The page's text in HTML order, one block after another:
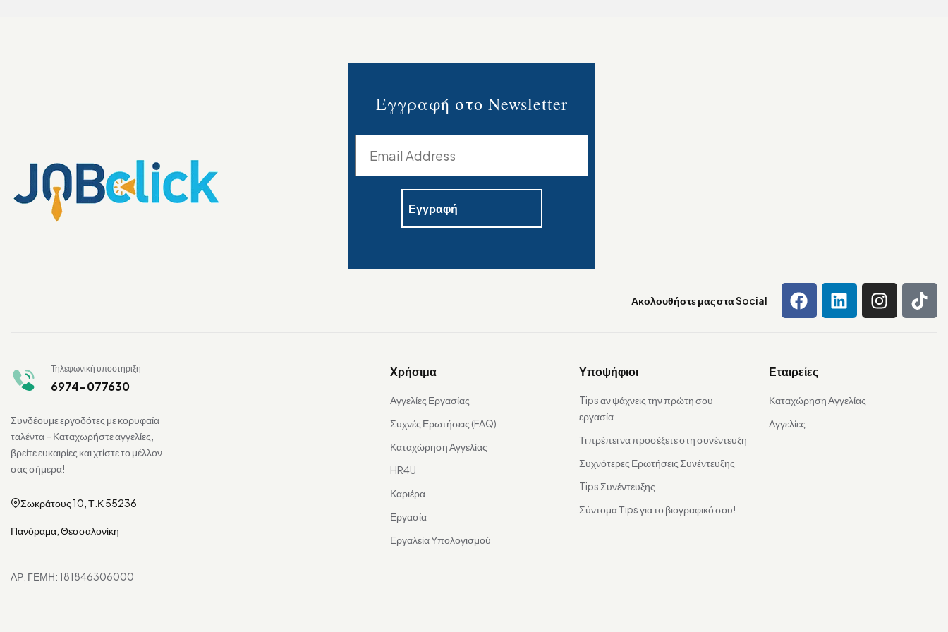
Εγγραφή στο Newsletter
Ακολουθήστε μας στα Social
Τηλεφωνική υποστήριξη
6974-077630
Συνδέουμε εργοδότες με κορυφαία
ταλέντα – Καταχωρήστε αγγελίες,
βρείτε ευκαιρίες και χτίστε το μέλλον
σας σήμερα!
Σωκράτους 10, Τ.Κ 55236
Πανόραμα, Θεσσαλονίκη
ΑΡ. ΓΕΜΗ: 181846306000
Χρήσιμα
Αγγελίες Εργασίας
Συχνές Ερωτήσεις (FAQ)
Καταχώρηση Αγγελίας
HR4U
Καριέρα
Εργασία
Εργαλεία Υπολογισμού
Υποψήφιοι
Tips αν ψάχνεις την πρώτη σου
εργασία
Τι πρέπει να προσέξετε στη συνέντευξη
Συχνότερες Ερωτήσεις Συνέντευξης
Tips Συνέντευξης
Σύντομα Τips για το βιογραφικό σου!
Εταιρείες
Καταχώρηση Αγγελίας
Αγγελίες